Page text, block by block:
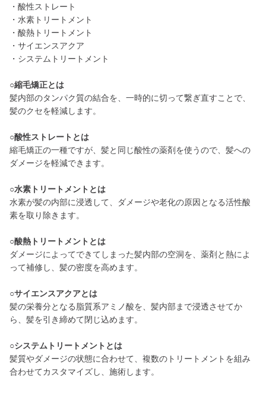
・酸性ストレート
・水素トリートメント
・酸熱トリートメント
・サイエンスアクア
・システムトリートメント
○縮毛矯正とは
髪内部のタンパク質の結合を、一時的に切って繋ぎ直すことで、
髪のクセを軽減します。
○酸性ストレートとは
縮毛矯正の一種ですが、髪と同じ酸性の薬剤を使うので、髪への
ダメージを軽減できます。
○水素トリートメントとは
水素が髪の内部に浸透して、ダメージや老化の原因となる活性酸
素を取り除きます。
○酸熱トリートメントとは
ダメージによってできてしまった髪内部の空洞を、薬剤と熱によ
って補修し、髪の密度を高めます。
○サイエンスアクアとは
髪の栄養分となる脂質系アミノ酸を、髪内部まで浸透させてか
ら、髪を引き締めて閉じ込めます。
○システムトリートメントとは
髪質やダメージの状態に合わせて、複数のトリートメントを組み
合わせてカスタマイズし、施術します。